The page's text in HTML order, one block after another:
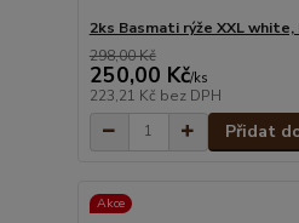
2ks Basmati rýže XXL white,
298,00 Kč
250,00 Kč/ks
223,21 Kč bez DPH
Přidat
Akce